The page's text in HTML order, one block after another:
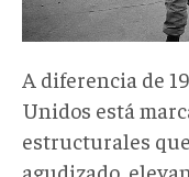
A diferencia de
Unidos está
estructurales
agudizado,